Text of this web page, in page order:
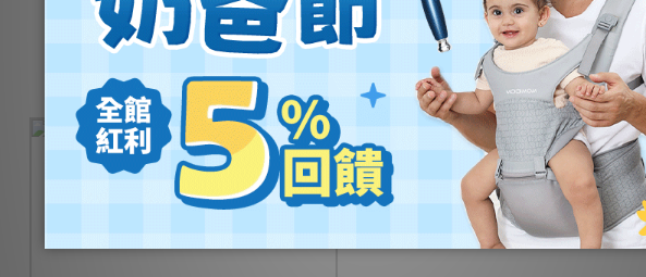
Lebaby 學步期護欄-多款可選
NT$2,280
Lebaby 三合一兒童成長床-超值豪華組合-多
款可選
NT$14,500 ~ NT$15,390